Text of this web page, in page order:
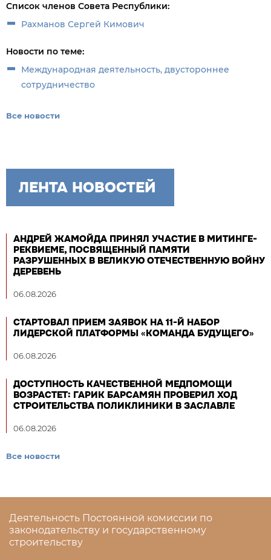
Список членов Совета Республики:
Рахманов Сергей Кимович
Новости по теме:
Международная деятельность, двустороннее
сотрудничество
Все новости
ЛЕНТА НОВОСТЕЙ
АНДРЕЙ ЖАМОЙДА ПРИНЯЛ УЧАСТИЕ В МИТИНГЕ-
РЕКВИЕМЕ, ПОСВЯЩЕННЫЙ ПАМЯТИ
РАЗРУШЕННЫХ В ВЕЛИКУЮ ОТЕЧЕСТВЕННУЮ ВОЙНУ
ДЕРЕВЕНЬ
06.08.2026
СТАРТОВАЛ ПРИЕМ ЗАЯВОК НА 11-Й НАБОР
ЛИДЕРСКОЙ ПЛАТФОРМЫ «КОМАНДА БУДУЩЕГО»
06.08.2026
ДОСТУПНОСТЬ КАЧЕСТВЕННОЙ МЕДПОМОЩИ
ВОЗРАСТЕТ: ГАРИК БАРСАМЯН ПРОВЕРИЛ ХОД
СТРОИТЕЛЬСТВА ПОЛИКЛИНИКИ В ЗАСЛАВЛЕ
06.08.2026
Все новости
Деятельность Постоянной комиссии по
законодательству и государственному
строительству